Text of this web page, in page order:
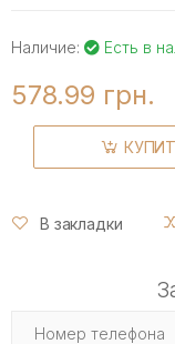
Наличие: Есть в
578.99 грн.
В закладки